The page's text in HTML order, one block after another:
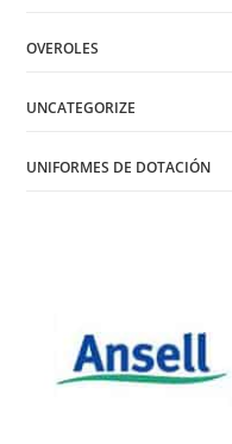
OVEROLES
UNCATEGORIZE
UNIFORMES DE DOTACIÓN